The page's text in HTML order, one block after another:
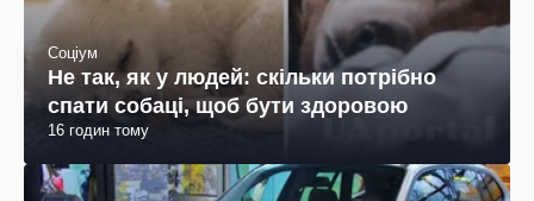
Соціум
Не так, як у людей: скільки потрібно
спати собаці, щоб бути здоровою
16 годин тому